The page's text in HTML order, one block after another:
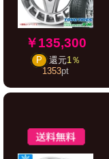
￥135,300
P 還元1％
1353pt